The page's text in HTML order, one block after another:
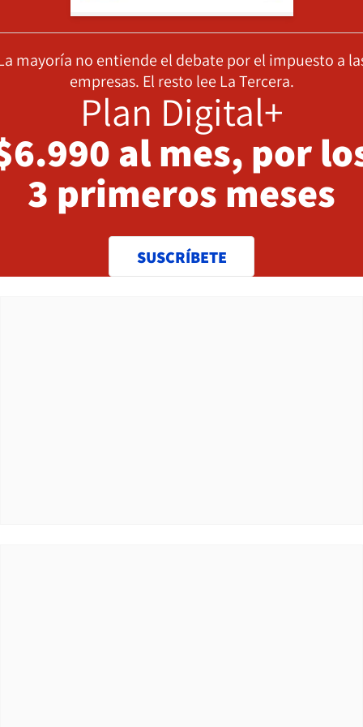
mayoría no entiende el debate por el impuesto a
empresas. El resto lee La Tercera.
Plan Digital+
al mes, por
3 primeros meses
SUSCRÍBETE